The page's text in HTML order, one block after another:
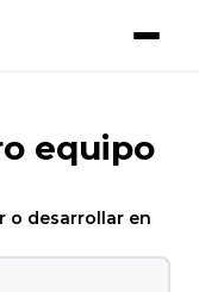
equipo
o desarrollar en